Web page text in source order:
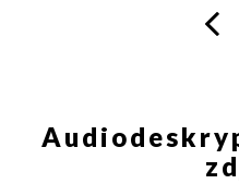
t